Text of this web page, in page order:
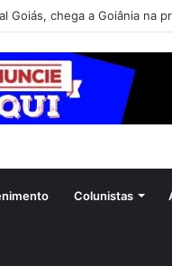
Goiás, chega a Goiânia na
Colunistas